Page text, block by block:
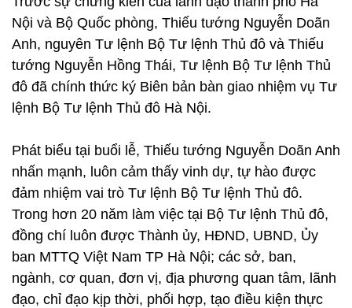
Nội và Bộ Quốc phòng, Thiếu tướng Nguyễn Doãn
Anh, nguyên Tư lệnh Bộ Tư lệnh Thủ đô và Thiếu
tướng Nguyễn Hồng Thái, Tư lệnh Bộ Tư lệnh Thủ
đô đã chính thức ký Biên bản bàn giao nhiệm vụ Tư
lệnh Bộ Tư lệnh Thủ đô Hà Nội.
Phát biểu tại buổi lễ, Thiếu tướng Nguyễn Doãn Anh
nhấn mạnh, luôn cảm thấy vinh dự, tự hào được
đảm nhiệm vai trò Tư lệnh Bộ Tư lệnh Thủ đô.
Trong hơn 20 năm làm việc tại Bộ Tư lệnh Thủ đô,
đồng chí luôn được Thành ủy, HĐND, UBND, Ủy
ban MTTQ Việt Nam TP Hà Nội; các sở, ban,
ngành, cơ quan, đơn vị, địa phương quan tâm, lãnh
đạo, chỉ đạo kịp thời, phối hợp, tạo điều kiện thực